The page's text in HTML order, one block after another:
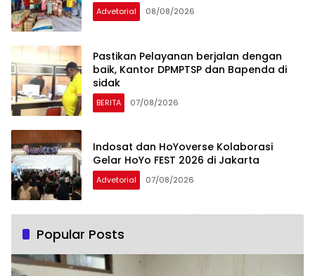
Advetorial 08/08/2026
Pastikan Pelayanan berjalan dengan
baik, Kantor DPMPTSP dan Bapenda di
sidak
BERITA 07/08/2026
Indosat dan HoYoverse Kolaborasi
Gelar HoYo FEST 2026 di Jakarta
Advetorial 07/08/2026
Popular Posts